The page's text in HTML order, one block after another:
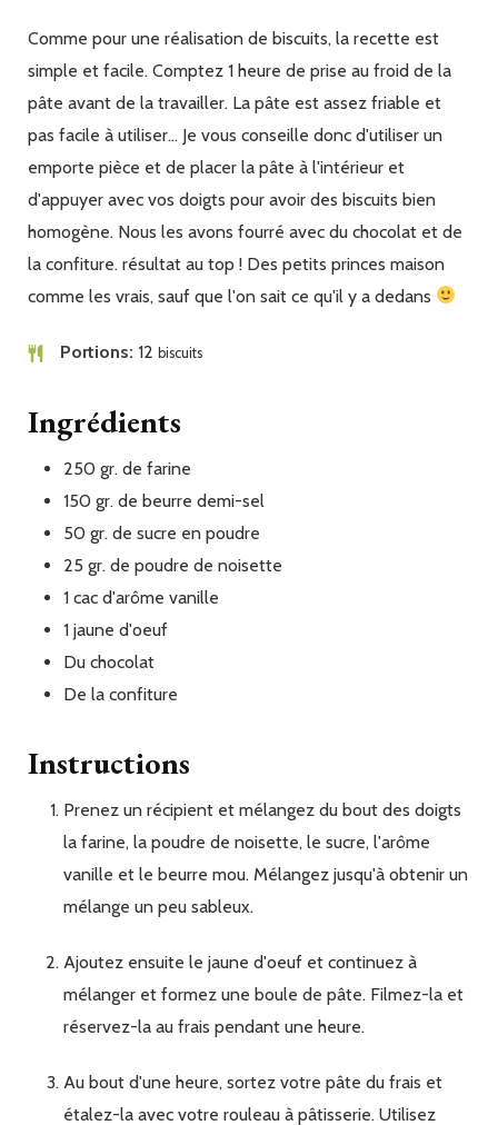
Comme pour une réalisation de biscuits, la recette est
simple et facile. Comptez 1 heure de prise au froid de la
pâte avant de la travailler. La pâte est assez friable et
pas facile à utiliser... Je vous conseille donc d'utiliser un
emporte pièce et de placer la pâte à l'intérieur et
d'appuyer avec vos doigts pour avoir des biscuits bien
homogène. Nous les avons fourré avec du chocolat et de
la confiture. résultat au top ! Des petits princes maison
comme les vrais, sauf que l'on sait ce qu'il y a dedans
Portions 12 biscuits
Ingrédients
250 gr. de farine
150 gr. de beurre demi-sel
50 gr. de sucre en poudre
25 gr. de poudre de noisette
1 cac d'arôme vanille
1 jaune d'oeuf
Du chocolat
De la confiture
Instructions
Prenez un récipient et mélangez du bout des doigts
la farine, la poudre de noisette, le sucre, l'arôme
vanille et le beurre mou. Mélangez jusqu'à obtenir un
mélange un peu sableux.
Ajoutez ensuite le jaune d'oeuf et continuez à
mélanger et formez une boule de pâte. Filmez-la et
réservez-la au frais pendant une heure.
Au bout d'une heure, sortez votre pâte du frais et
étalez-la avec votre rouleau à pâtisserie. Utilisez